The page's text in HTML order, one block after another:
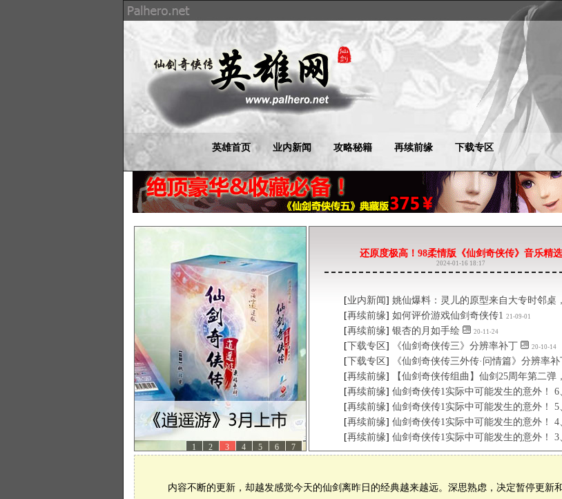
英雄首页 业内新闻 攻略秘籍 再续前缘 下载专区
还原度极高！98柔情版《仙剑奇侠传》音乐精选
2024-01-16 18:17
[业内新闻] 姚仙爆料：灵儿的原型来自大专时邻桌
[再续前缘] 如何评价游戏仙剑奇侠传1 21-09-01
[再续前缘] 银杏的月如手绘 20-11-24
[下载专区] 《仙剑奇侠传三》分辨率补丁 20-10-14
[下载专区] 《仙剑奇侠传三外传·问情篇》分辨率补
[再续前缘] 【仙剑奇侠传组曲】仙剑25周年第二弹
[再续前缘] 仙剑奇侠传1实际中可能发生的意外！ 6
[再续前缘] 仙剑奇侠传1实际中可能发生的意外！ 5
[再续前缘] 仙剑奇侠传1实际中可能发生的意外！
[再续前缘] 仙剑奇侠传1实际中可能发生的意外！
7
6
5
4
3
2
1
内容不断的更新，却越发感觉今天的仙剑离昨日的经典越来越远。深思熟虑，决定暂停更新